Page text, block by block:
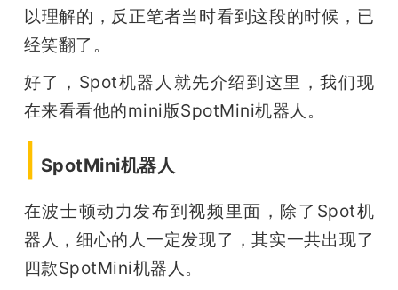
以理解的，反正笔者当时看到这段的时候，已
经笑翻了。
好了，Spot机器人就先介绍到这里，我们现
在来看看他的mini版SpotMini机器人。
SpotMini机器人
在波士顿动力发布到视频里面，除了Spot机
器人，细心的人一定发现了，其实一共出现了
四款SpotMini机器人。